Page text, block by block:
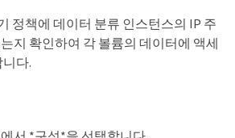
정책에 데이터 분류 인스턴스의 IP 주
지 확인하여 각 볼륨의 데이터에 액세
다.